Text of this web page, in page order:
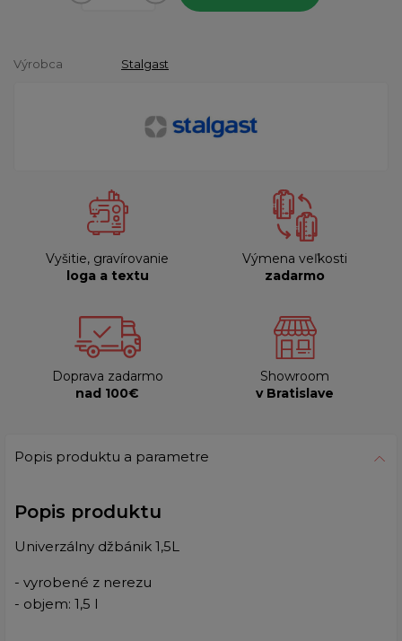
Výrobca Stalgast
Vyšitie, gravírovanie
loga a textu
Výmena veľkosti
zadarmo
Doprava zadarmo
nad 100€
Showroom
v Bratislave
Popis produktu a parametre
Popis produktu
Univerzálny džbánik 1,5L
- vyrobené z nerezu
- objem: 1,5 l